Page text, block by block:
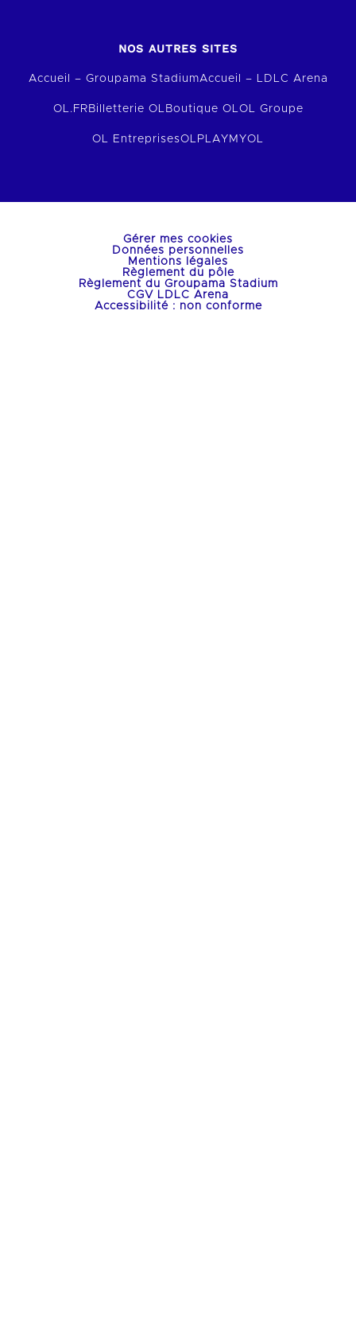
NOS AUTRES SITES
Accueil – Groupama StadiumAccueil – LDLC Arena
OL.FR Billetterie OL Boutique OLOL Groupe
OL EntreprisesOLPLAY MYOL
Gérer mes cookies
Données personnelles
Mentions légales
Règlement du pôle
Règlement du Groupama Stadium
CGV LDLC Arena
Accessibilité : non conforme